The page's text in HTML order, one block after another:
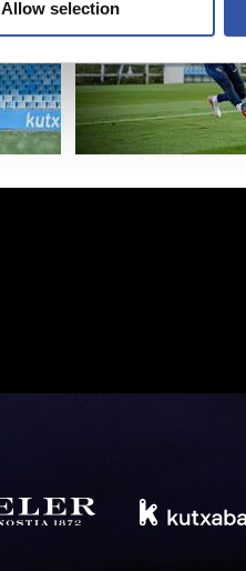
Allow selection